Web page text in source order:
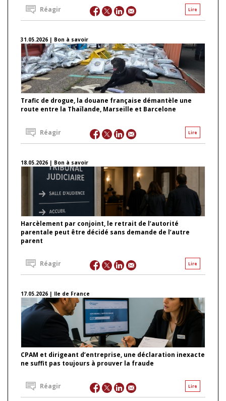
Lire
Réagir
31.05.2026 | Bon à savoir
Trafic de drogue, la douane française démantèle une
route entre la Thaïlande, Marseille et Barcelone
Lire
Réagir
18.05.2026 | Bon à savoir
Harcèlement par conjoint, le retrait de l’autorité
parentale peut être décidé sans demande de l’autre
parent
Lire
Réagir
17.05.2026 | Ile de France
CPAM et dirigeant d’entreprise, une déclaration inexacte
ne suffit pas toujours à prouver la fraude
Lire
Réagir